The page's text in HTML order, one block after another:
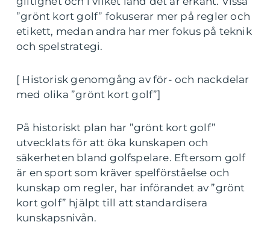
”grönt kort golf” fokuserar mer på regler och
etikett, medan andra har mer fokus på teknik
och spelstrategi.
[ Historisk genomgång av för- och nackdelar
med olika ”grönt kort golf”]
På historiskt plan har ”grönt kort golf”
utvecklats för att öka kunskapen och
säkerheten bland golfspelare. Eftersom golf
är en sport som kräver spelförståelse och
kunskap om regler, har införandet av ”grönt
kort golf” hjälpt till att standardisera
kunskapsnivån.